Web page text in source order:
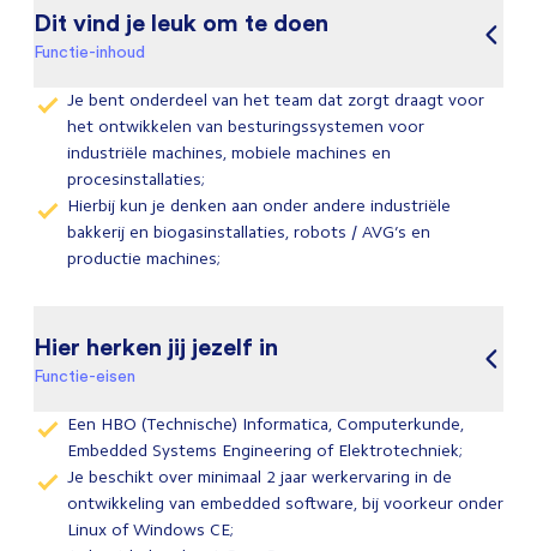
Dit vind je leuk om te doen
Functie-inhoud
Je bent onderdeel van het team dat zorgt draagt voor
het ontwikkelen van besturingssystemen voor
industriële machines, mobiele machines en
procesinstallaties;
Hierbij kun je denken aan onder andere industriële
bakkerij en biogasinstallaties, robots / AVG’s en
productie machines;
Hier herken jij jezelf in
Functie-eisen
Een HBO (Technische) Informatica, Computerkunde,
Embedded Systems Engineering of Elektrotechniek;
Je beschikt over minimaal 2 jaar werkervaring in de
ontwikkeling van embedded software, bij voorkeur onder
Linux of Windows CE;